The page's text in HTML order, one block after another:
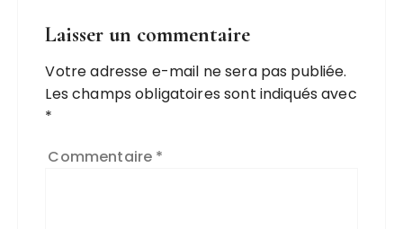
Laisser un commentaire
Votre adresse e-mail ne sera pas publiée.
Les champs obligatoires sont indiqués avec
*
Commentaire *